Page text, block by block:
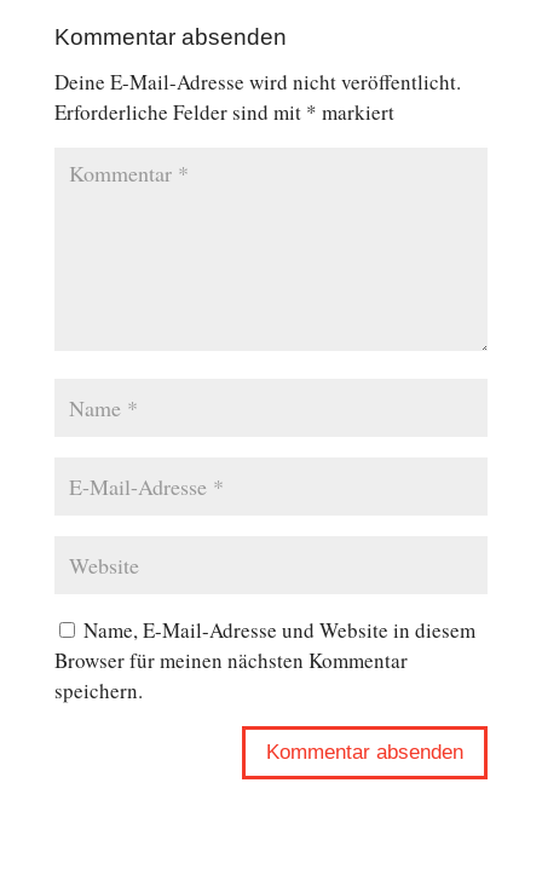
Kommentar absenden
Deine E-Mail-Adresse wird nicht veröffentlicht.
Erforderliche Felder sind mit * markiert
Name, E-Mail-Adresse und Website in diesem
Browser für meinen nächsten Kommentar
speichern.